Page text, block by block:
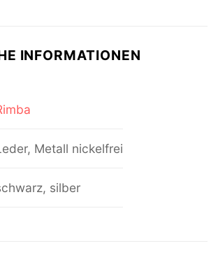
INFORMATIONEN
Metall nickelfrei
silber